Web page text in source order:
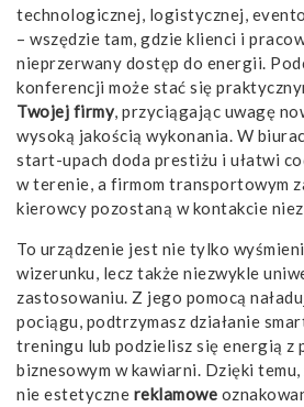
technologicznej, logistycznej,
– wszędzie tam, gdzie klienci i
nieprzerwany dostęp do energii.
konferencji może stać się
Twojej firmy, przyciągając uwagę
wysoką jakością wykonania. W
start-upach doda prestiżu i ułatwi
w terenie, a firmom transportowym
kierowcy pozostaną w kontakcie
To urządzenie jest nie tylko
wizerunku, lecz także niezwykle
zastosowaniu. Z jego pomocą
pociągu, podtrzymasz działanie
treningu lub podzielisz się energią z
biznesowym w kawiarni. Dzięki temu,
nie estetyczne reklamowe